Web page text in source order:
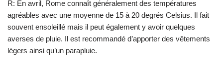
R: En avril, Rome connaît généralement des températures
agréables avec une moyenne de 15 à 20 degrés Celsius. Il fait
souvent ensoleillé mais il peut également y avoir quelques
averses de pluie. Il est recommandé d’apporter des vêtements
légers ainsi qu’un parapluie.